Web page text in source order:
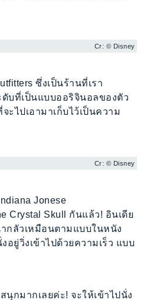
Cr: © Disney
ซึ่งเป็นร้านที่เรา
ดับที่เป็นแบบออริจินอลของตัว
ะไปเอามาเก็บไว้เป็นความ
Cr: © Disney
Jonese
Crystal Skull กันแล้ว! อินเดีย
กลัวเหมือนตามแบบในหนัง
อยู่วิ่งเข้าไปด้วยความเร็ว แบบ
กมากเลยค่ะ! จะให้เข้าไปนั่ง